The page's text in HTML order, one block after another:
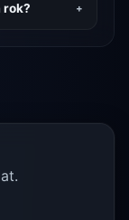
rok?